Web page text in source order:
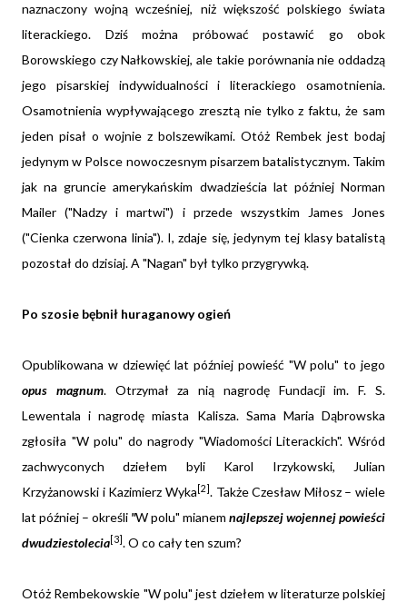
naznaczony wojną wcześniej, niż większość polskiego świata
literackiego. Dziś można próbować postawić go obok
Borowskiego czy Nałkowskiej, ale takie porównania nie oddadzą
jego pisarskiej indywidualności i literackiego osamotnienia.
Osamotnienia wypływającego zresztą nie tylko z faktu, że sam
jeden pisał o wojnie z bolszewikami. Otóż Rembek jest bodaj
jedynym w Polsce nowoczesnym pisarzem batalistycznym. Takim
jak na gruncie amerykańskim dwadzieścia lat później Norman
Mailer ("Nadzy i martwi") i przede wszystkim James Jones
("Cienka czerwona linia"). I, zdaje się, jedynym tej klasy batalistą
pozostał do dzisiaj. A "Nagan" był tylko przygrywką.
Po szosie bębnił huraganowy ogień
Opublikowana w dziewięć lat później powieść "W polu" to jego
opus magnum. Otrzymał za nią nagrodę Fundacji im. F. S.
Lewentala i nagrodę miasta Kalisza. Sama Maria Dąbrowska
zgłosiła "W polu" do nagrody "Wiadomości Literackich". Wśród
zachwyconych dziełem byli Karol Irzykowski, Julian
Krzyżanowski i Kazimierz Wyka [2]. Także Czesław Miłosz – wiele
lat później – określi "W polu" mianem najlepszej wojennej powieści
dwudziestolecia[3]. O co cały ten szum?
Otóż Rembekowskie "W polu" jest dziełem w literaturze polskiej